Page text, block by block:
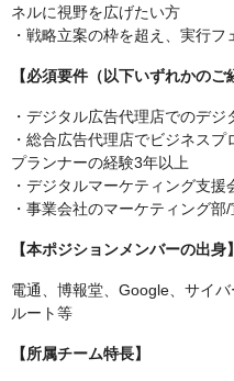
ネルに視野を広げたい方
・戦略立案の枠を超え、実行
【必須要件（以下いずれかのご
・デジタル広告代理店でのデ
・総合広告代理店でビジネス
プランナーの経験3年以上
・デジタルマーケティング支
・事業会社のマーケティング
【本ポジションメンバーの出身】
電通、博報堂、Google、サイ
ルート等
【所属チーム特長】